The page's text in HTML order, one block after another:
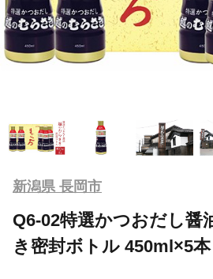
新潟県 長岡市
Q6-02特選かつおだし
き密封ボトル 450ml×5本